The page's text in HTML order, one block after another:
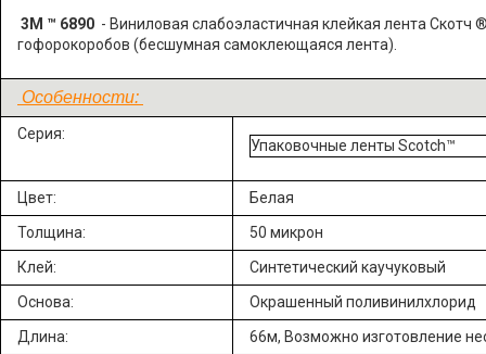
3М ™ 6890 - Виниловая слабоэластичная клейкая лента
гофорокоробов (бесшумная самоклеющаяся лента).
Особенности:
Серия:
Упаковочные ленты Scotch™
Цвет:
Белая
Толщина:
50 микрон
Клей:
Синтетический каучуковый
Основа:
Окрашенный поливинилхлорид
Длина:
66м, Возможно изготовление